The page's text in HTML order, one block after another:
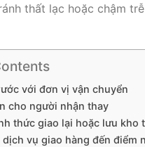
thất lạc hoặc chậm
với đơn vị vận chuyển
cho người nhận thay
thức giao lại hoặc lưu kho
dịch vụ giao hàng đến điểm